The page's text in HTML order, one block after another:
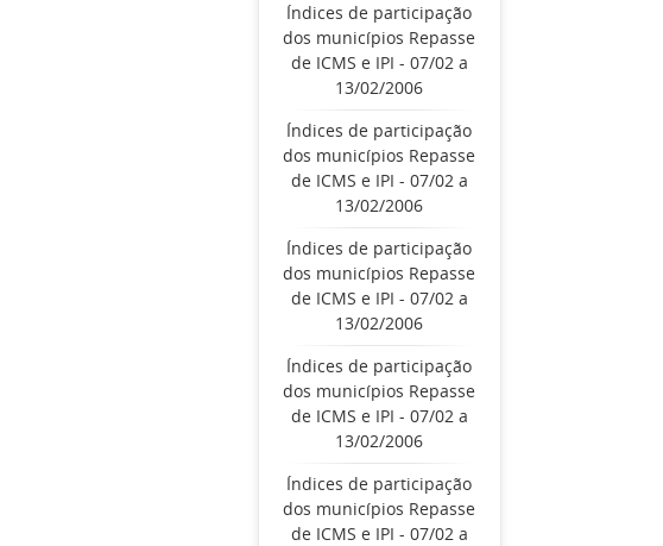
Índices de participação
dos municípios Repasse
de ICMS e IPI - 07/02 a
13/02/2006
Índices de participação
dos municípios Repasse
de ICMS e IPI - 07/02 a
13/02/2006
Índices de participação
dos municípios Repasse
de ICMS e IPI - 07/02 a
13/02/2006
Índices de participação
dos municípios Repasse
de ICMS e IPI - 07/02 a
13/02/2006
Índices de participação
dos municípios Repasse
de ICMS e IPI - 07/02 a